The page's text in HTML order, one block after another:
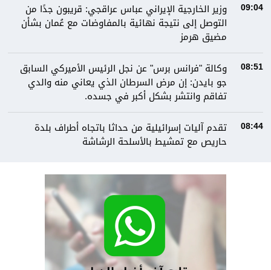
09:04
وزير الخارجية الإيراني عباس عراقجي: قريبون جدًا من
التوصل إلى نتيجة نهائية بالمفاوضات مع عُمان بشأن
مضيق هرمز
08:51
وكالة "فرانس برس" عن نجل الرئيس الأميركي السابق
جو بايدن: إن مرض السرطان الذي يعاني منه والدي
تفاقم وانتشر بشكل أكبر في جسده.
08:44
تقدم آليات إسرائيلية من حداثا باتجاه أطراف بلدة
حاريص مع تمشيط بالأسلحة الرشاشة